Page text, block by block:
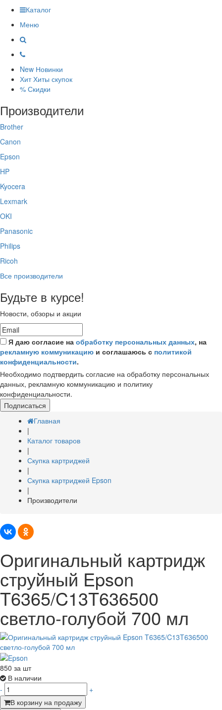
Каталог
Меню
New Новинки
Хит Хиты скупок
% Скидки
Производители
Brother
Canon
Epson
HP
Kyocera
Lexmark
OKI
Panasonic
Philips
Ricoh
Все производители
Будьте в курсе!
Новости, обзоры и акции
Я даю согласие на обработку персональных данных, на
рекламную коммуникацию и соглашаюсь с политикой
конфиденциальности.
Необходимо подтвердить согласие на обработку персональных
данных, рекламную коммуникацию и политику
конфиденциальности.
Подписаться
Главная
|
Каталог товаров
|
Скупка картриджей
|
Скупка картриджей Epson
|
Производители
Оригинальный картридж
струйный Epson
T6365/C13T636500
светло-голубой 700 мл
850 за шт
В наличии
-
+
В корзину на продажу